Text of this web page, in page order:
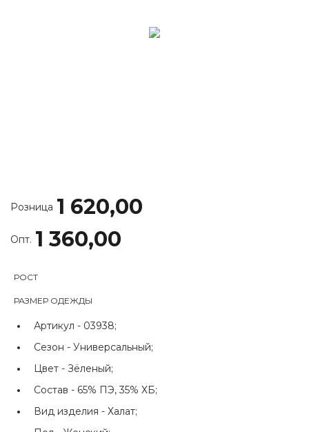
Розница 1 620,00
Опт. 1 360,00
РОСТ
РАЗМЕР ОДЕЖДЫ
Артикул - 03938;
Сезон - Универсальный;
Цвет - Зёленый;
Состав - 65% ПЭ, 35% ХБ;
Вид изделия - Халат;